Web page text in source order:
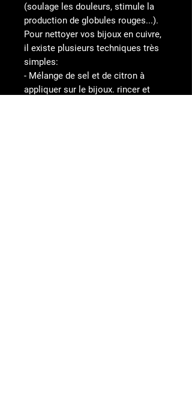
(soulage les douleurs, stimule la
production de globules rouges...).
Pour nettoyer vos bijoux en cuivre,
il existe plusieurs techniques très
simples:
- Mélange de sel et de citron à
appliquer sur le bijoux. rincer et